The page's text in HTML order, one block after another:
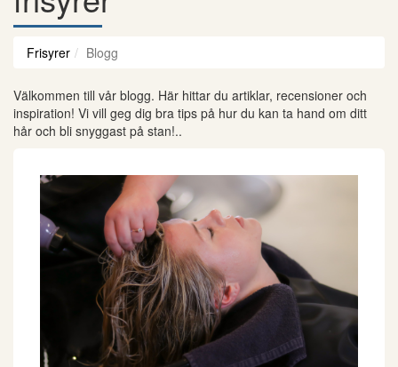
Frisyrer Blogg
Välkommen till vår blogg. Här hittar du artiklar, recensioner och
inspiration! Vi vill geg dig bra tips på hur du kan ta hand om ditt
hår och bli snyggast på stan!..